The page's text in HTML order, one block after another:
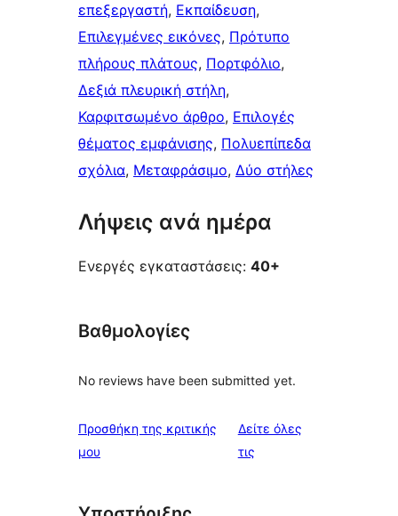
επεξεργαστή, Εκπαίδευση
Επιλεγμένες εικόνες, Πρότυπο
πλήρους πλάτους, Πορτφόλιο
Δεξιά πλευρική στήλη
Καρφιτσωμένo άρθρo, Επιλογές
θέματος εμφάνισης, Πολυεπίπεδα
σχόλια, Μεταφράσιμο, Δύο στήλες
Λήψεις ανά ημέρα
Ενεργές εγκαταστάσεις: 40+
Βαθμολογίες
No reviews have been submitted yet.
Προσθήκη της κριτικής
μου
Δείτε όλες
τιςκριτικές